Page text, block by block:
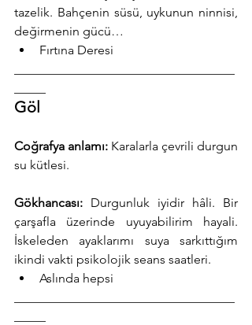
tazelik. Bahçenin süsü, uykunun ninnisi,
değirmenin gücü…
Fırtına Deresi
Göl
Coğrafya anlamı: Karalarla çevrili durgun
su kütlesi.
Gökhancası: Durgunluk iyidir hâli. Bir
çarşafla üzerinde uyuyabilirim hayali.
İskeleden ayaklarımı suya sarkıttığım
ikindi vakti psikolojik seans saatleri.
Aslında hepsi